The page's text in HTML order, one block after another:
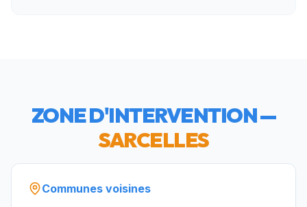
ZONE D'INTERVENTION —
SARCELLES
Communes voisines